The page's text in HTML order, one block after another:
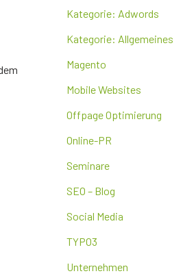
Kategorie: Adwords
Kategorie: Allgemeines
Magento
Mobile Websites
Offpage Optimierung
Online-PR
Seminare
SEO – Blog
Social Media
TYPO3
Unternehmen